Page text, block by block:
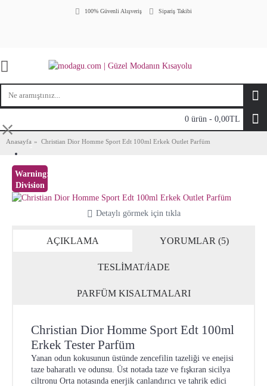
100% Güvenli Alışveriş Sipariş Takibi
⤬
0 ürün - 0,00TL
Anasayfa Christian Dior Homme Sport Edt 100ml Erkek Outlet Parfüm
Warning:
Division
by zero
/home/modaguc1/public_html/vqmod/vqcache/vq2-
Detaylı görmek için tıkla
AÇIKLAMA YORUMLAR (5)
TESLİMAT/İADE
PARFÜM KISALTMALARI
Christian Dior Homme Sport Edt 100ml
Erkek Tester Parfüm
Yanan odun kokusunun üstünde zencefilin tazeliği ve enejisi
taze baharatlı ve odunsu. Üst notada taze ve fışkıran sicilya
ciltronu Orta notasında enerjik canlandırıcı ve tahrik edici